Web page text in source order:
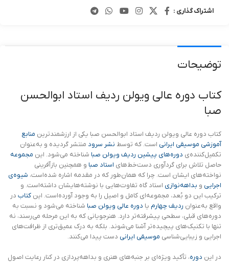
اشتراک گذاری :
توضیحات
کتاب دوره عالی ویولن ردیف استاد ابوالحسن
صبا
کتاب دوره عالی ویولن ردیف استاد ابوالحسن صبا یکی از ارزشمندترین منابع
آموزشی موسیقی ایرانی است. که توسط نشر سرود منتشر گردیده و به‌عنوان
تکمیل‌کننده‌ی دوره‌های پیشین ردیف ویولن صبا شناخته می‌شود. این مجموعه
حاصل تلاش برای گردآوری دست‌خط‌های استاد صبا و همچنین بازآفرینی
نواخته‌های ایشان است. چرا که همان‌طور که در مقدمه اشاره شده‌است، شیوه‌ی
اجرایی و بداهه‌نوازی استاد گاه تفاوت‌هایی با نوشته‌هایشان داشته‌است. و
ترکیب این دو بُعد، مجموعه‌ای کامل و اصیل را به وجود آورده‌است. این کتاب در
واقع به‌عنوان ردیف چهارم یا دوره عالی ویولن صبا شناخته می‌شود و نسبت به
دوره‌های قبلی، سطحی پیشرفته‌تر دارد. هنرجویانی که به این مرحله می‌رسند، نه
تنها با تکنیک‌های پیچیده‌تر آشنا می‌شوند. بلکه به درک عمیق‌تری از ظرافت‌های
اجرایی و زیبایی‌شناسی موسیقی ایرانی دست پیدا می‌کنند.
در این دوره، تأکید ویژه‌ای بر جنبه‌های هنری و بداهه‌پردازی در کنار رعایت اصول